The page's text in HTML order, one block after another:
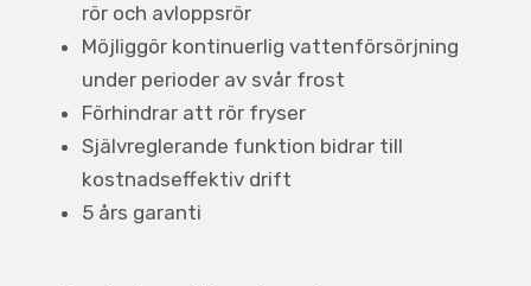
rör och avloppsrör
Möjliggör kontinuerlig vattenförsörjning
under perioder av svår frost
Förhindrar att rör fryser
Självreglerande funktion bidrar till
kostnadseffektiv drift
5 års garanti